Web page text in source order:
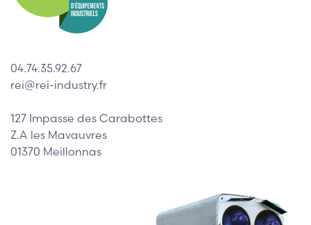
04.74.35.92.67
rei@rei-industry.fr
127 Impasse des Carabottes
Z.A les Mavauvres
01370 Meillonnas